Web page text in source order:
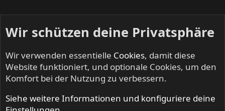
Mitglieder
Wir schützen deine Privatsphäre
Wir verwenden essentielle Cookies, damit diese
Website funktioniert, und optionale Cookies, um den
Komfort bei der Nutzung zu verbessern.
Siehe weitere Informationen und konfiguriere deine